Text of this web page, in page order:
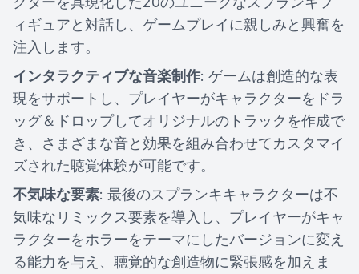
ィギュアと対話し、ゲームプレイに親しみと興奮を
注入します。
インタラクティブな音楽制作: ゲームは創造的な表
現をサポートし、プレイヤーがキャラクターをドラ
ッグ＆ドロップしてオリジナルのトラックを作成で
き、さまざまな音と効果を組み合わせてカスタマイ
ズされた聴覚体験が可能です。
不気味な要素: 最後のスプランキキャラクターは不
気味なリミックス要素を導入し、プレイヤーがキャ
ラクターをホラーをテーマにしたバージョンに変え
る能力を与え、聴覚的な創造物に緊張感を加えま